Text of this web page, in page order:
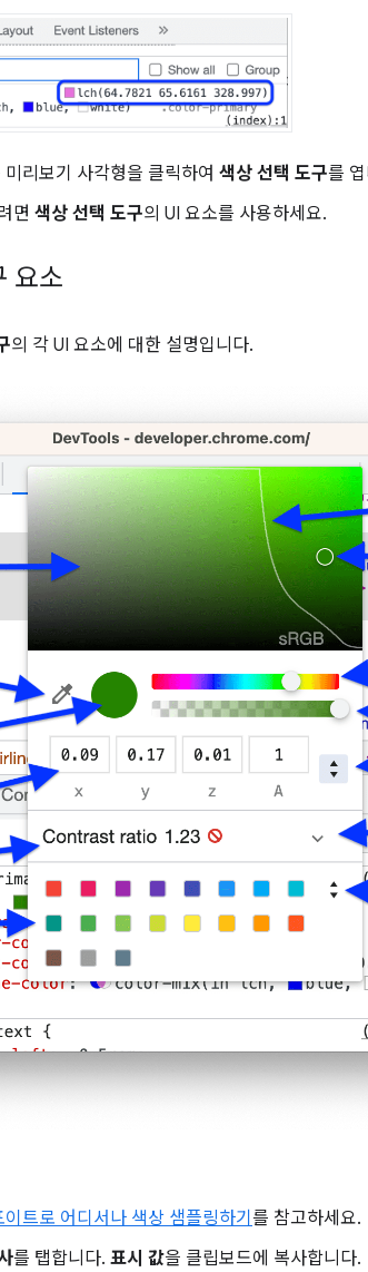
리보기 사각형을 클릭하여 색상 선택 도구를
면 색상 선택 도구의 UI 요소를 사용하세요.
요소
의 각 UI 요소에 대한 설명입니다.
이트로 어디서나 색상 샘플링하기 를 참고하세요.
를 탭합니다. 표시 값을 클립보드에 복사합니다.